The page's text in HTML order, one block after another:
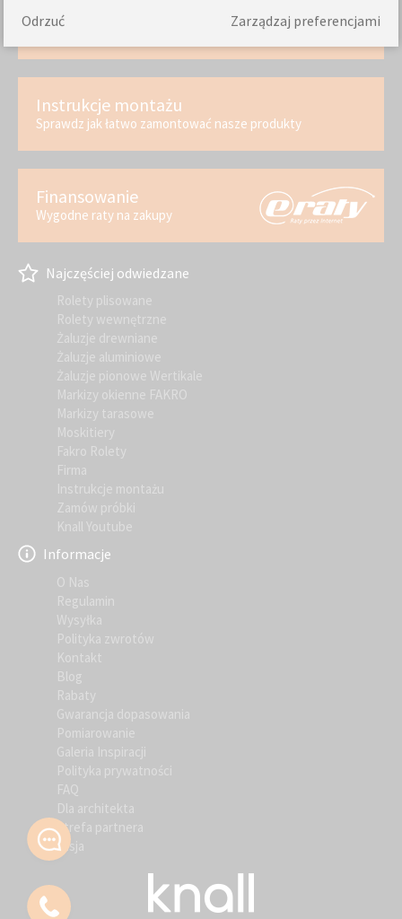
Pomiarowanie
Czyli jak prawidłowo wymierzyć okno
Instrukcje montażu
Sprawdz jak łatwo zamontować nasze produkty
Finansowanie
Wygodne raty na zakupy
Najczęściej odwiedzane
Rolety plisowane
Rolety wewnętrzne
Żaluzje drewniane
Żaluzje aluminiowe
Żaluzje pionowe Wertikale
Markizy okienne FAKRO
Markizy tarasowe
Moskitiery
Fakro Rolety
Firma
Instrukcje montażu
Zamów próbki
Knall Youtube
Informacje
O Nas
Regulamin
Wysyłka
Polityka zwrotów
Kontakt
Blog
Rabaty
Gwarancja dopasowania
Pomiarowanie
Galeria Inspiracji
Polityka prywatności
FAQ
Dla architekta
Strefa partnera
Misja
Zarządzaj preferencjami
Odrzuć